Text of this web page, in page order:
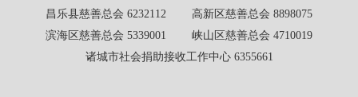
昌乐县慈善总会 6232112 高新区慈善总会 8898075
滨海区慈善总会 5339001 峡山区慈善总会 4710019
诸城市社会捐助接收工作中心 6355661